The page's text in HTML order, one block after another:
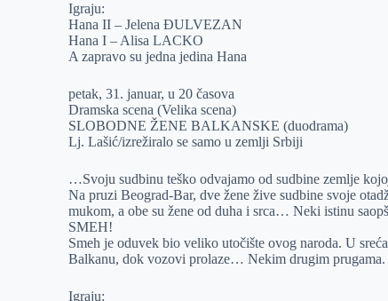
Igraju:
Hana II – Jelena ĐULVEZAN
Hana I – Alisa LACKO
A zapravo su jedna jedina Hana
petak, 31. januar, u 20 časova
Dramska scena (Velika scena)
SLOBODNE ŽENE BALKANSKE (duodrama)
Lj. Lašić/izrežiralo se samo u zemlji Srbiji
…Svoju sudbinu teško odvajamo od sudbine zemlje
Na pruzi Beograd-Bar, dve žene žive sudbine svoje
mukom, a obe su žene od duha i srca… Neki istinu
SMEH!
Smeh je oduvek bio veliko utočište ovog naroda. U
Balkanu, dok vozovi prolaze… Nekim drugim prugama.
Igraju: